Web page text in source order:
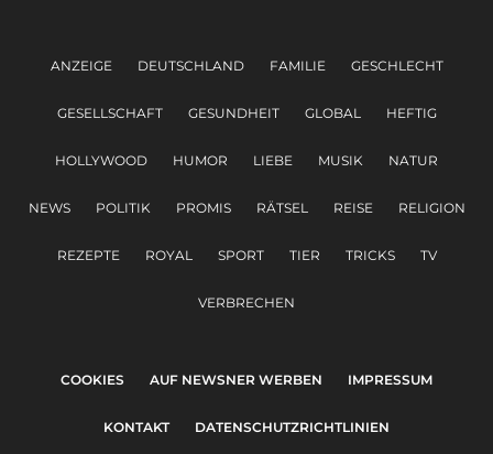
ANZEIGE DEUTSCHLAND FAMILIE GESCHLECHT
GESELLSCHAFT GESUNDHEIT GLOBAL HEFTIG
HOLLYWOOD HUMOR LIEBE MUSIK NATUR
NEWS POLITIK PROMIS RÄTSEL REISE RELIGION
REZEPTE ROYAL SPORT TIER TRICKS TV
VERBRECHEN
COOKIES AUF NEWSNER WERBEN IMPRESSUM
KONTAKT DATENSCHUTZRICHTLINIEN